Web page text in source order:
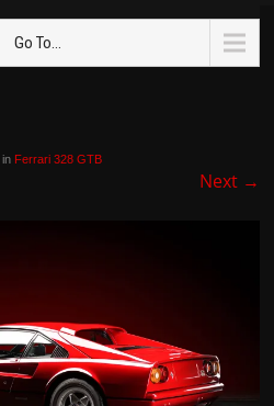
Go To...
in Ferrari 328 GTB
Next →